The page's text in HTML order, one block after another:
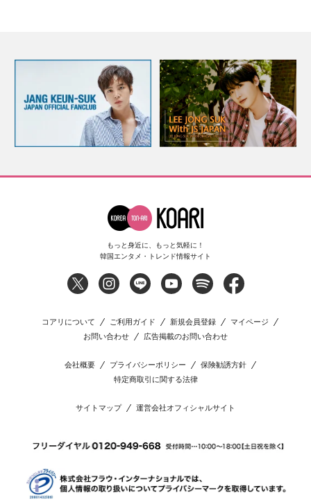
もっと身近に、もっと気軽に！
韓国エンタメ・トレンド情報サイト
コアリについて ご利用ガイド 新規会員登録
マイページ
お問い合わせ
広告掲載のお問い合わせ
会社概要 プライバシーポリシー
保険勧誘方針
特定商取引に関する法律
サイトマップ 運営会社オフィシャルサイト